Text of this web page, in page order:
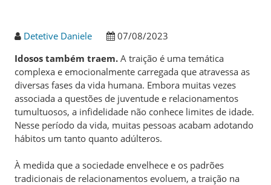
Detetive Daniele
07/08/2023
Idosos também traem. A traição é uma temática
complexa e emocionalmente carregada que atravessa as
diversas fases da vida humana. Embora muitas vezes
associada a questões de juventude e relacionamentos
tumultuosos, a infidelidade não conhece limites de idade.
Nesse período da vida, muitas pessoas acabam adotando
hábitos um tanto quanto adúlteros.
À medida que a sociedade envelhece e os padrões
tradicionais de relacionamentos evoluem, a traição na